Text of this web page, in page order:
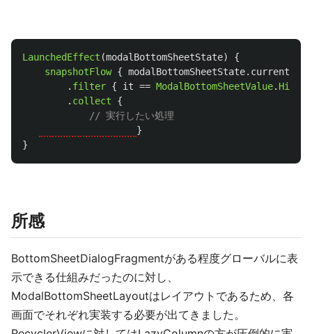
LaunchedEffect (modalBottomSheetState)
{
snapshotFlow { modalBottomSheetState.
. filter { it == ModalBottomSheetValue. Hidden
. collect
{
// 実行したい処理
}
}
所感
BottomSheetDialogFragmentがある程度グローバルに表
示できる仕組みだったのに対し、
ModalBottomSheetLayoutはレイアウトであるため、各
画面でそれぞれ実装する必要が出てきました。